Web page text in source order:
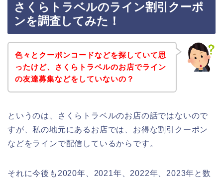
さくらトラベルのライン割引クーポ
ンを調査してみた！
色々とクーポンコードなどを探していて思
ったけど、さくらトラベルのお店でライン
の友達募集などをしていないの？
というのは、さくらトラベルのお店の話ではないので
すが、私の地元にあるお店では、お得な割引クーポン
などをラインで配信しているからです。
それに今後も2020年、2021年、2022年、2023年と数